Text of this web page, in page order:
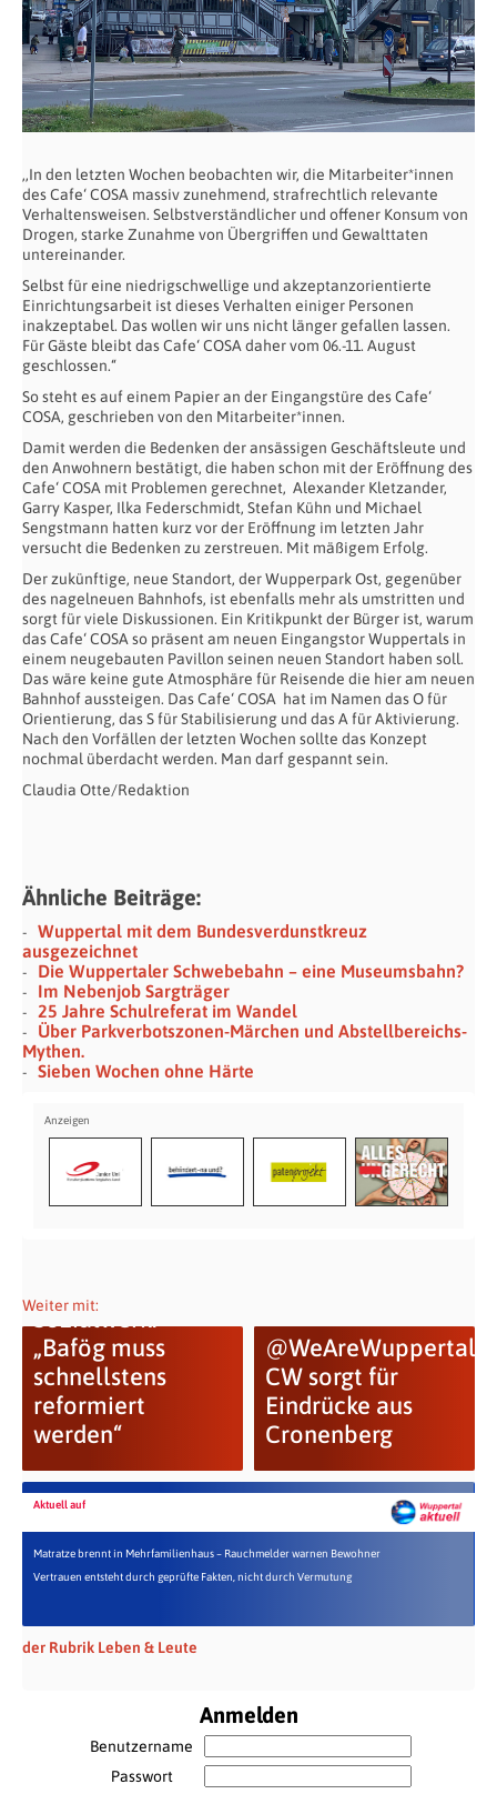
,,In den letzten Wochen beobachten wir, die Mitarbeiter*innen
des Cafe‘ COSA massiv zunehmend, strafrechtlich relevante
Verhaltensweisen. Selbstverständlicher und offener Konsum von
Drogen, starke Zunahme von Übergriffen und Gewalttaten
untereinander.
Selbst für eine niedrigschwellige und akzeptanzorientierte
Einrichtungsarbeit ist dieses Verhalten einiger Personen
inakzeptabel. Das wollen wir uns nicht länger gefallen lassen.
Für Gäste bleibt das Cafe‘ COSA daher vom 06.-11. August
geschlossen.“
So steht es auf einem Papier an der Eingangstüre des Cafe‘
COSA, geschrieben von den Mitarbeiter*innen.
Damit werden die Bedenken der ansässigen Geschäftsleute und
den Anwohnern bestätigt, die haben schon mit der Eröffnung des
Cafe‘ COSA mit Problemen gerechnet, Alexander Kletzander,
Garry Kasper, Ilka Federschmidt, Stefan Kühn und Michael
Sengstmann hatten kurz vor der Eröffnung im letzten Jahr
versucht die Bedenken zu zerstreuen. Mit mäßigem Erfolg.
Der zukünftige, neue Standort, der Wupperpark Ost, gegenüber
des nagelneuen Bahnhofs, ist ebenfalls mehr als umstritten und
sorgt für viele Diskussionen. Ein Kritikpunkt der Bürger ist, warum
das Cafe‘ COSA so präsent am neuen Eingangstor Wuppertals in
einem neugebauten Pavillon seinen neuen Standort haben soll.
Das wäre keine gute Atmosphäre für Reisende die hier am neuen
Bahnhof aussteigen. Das Cafe‘ COSA hat im Namen das O für
Orientierung, das S für Stabilisierung und das A für Aktivierung.
Nach den Vorfällen der letzten Wochen sollte das Konzept
nochmal überdacht werden. Man darf gespannt sein.
Claudia Otte/Redaktion
Ähnliche Beiträge:
Wuppertal mit dem Bundesverdunstkreuz
ausgezeichnet
Die Wuppertaler Schwebebahn – eine Museumsbahn?
Im Nebenjob Sargträger
25 Jahre Schulreferat im Wandel
Über Parkverbotszonen-Märchen und Abstellbereichs-
Mythen.
Sieben Wochen ohne Härte
Weiter mit:
Sozialwerk:
„Bafög muss
schnellstens
reformiert
werden“
@WeAreWuppertal:
CW sorgt für
Eindrücke aus
Cronenberg
Aktuell auf
Matratze brennt in Mehrfamilienhaus – Rauchmelder warnen Bewohner
Vertrauen entsteht durch geprüfte Fakten, nicht durch Vermutung
der Rubrik Leben & Leute
Anmelden
Benutzername
Passwort